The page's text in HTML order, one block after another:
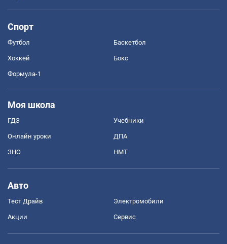
Спорт
Футбол Баскетбол
Хоккей Бокс
Формула-1
Моя школа
ГДЗ Учебники
Онлайн уроки ДПА
ЗНО НМТ
Авто
Тест Драйв Электромобили
Акции Сервис